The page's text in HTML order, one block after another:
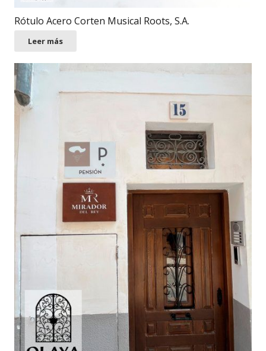
Rótulo Acero Corten Musical Roots, S.A.
Leer más